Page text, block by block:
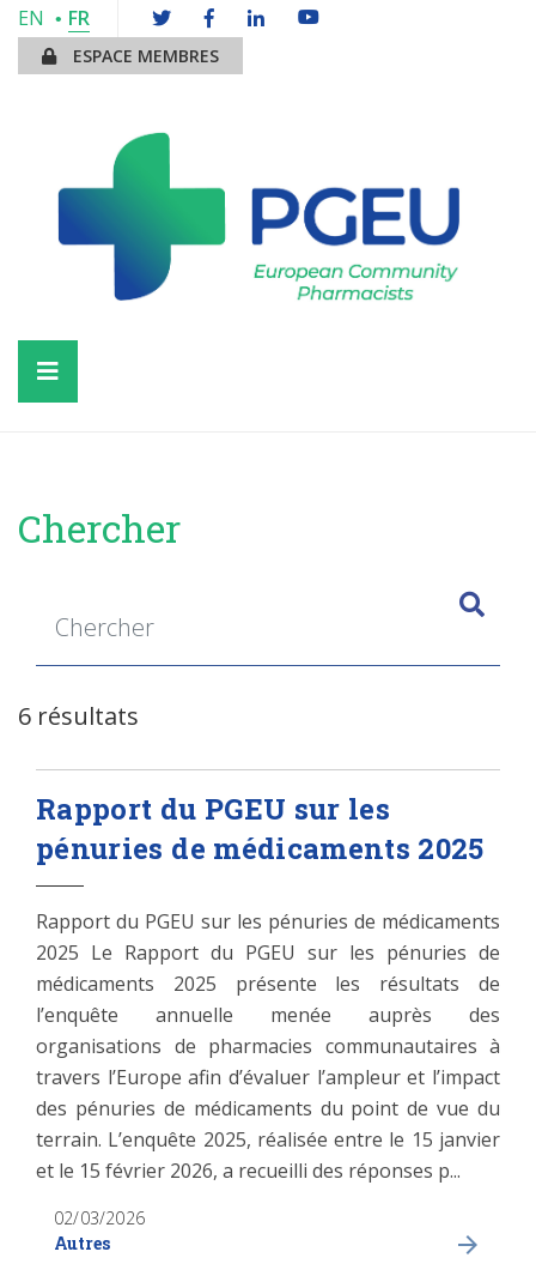
EN FR
ESPACE MEMBRES
Chercher
6 résultats
Rapport du PGEU sur les
pénuries de médicaments 2025
Rapport du PGEU sur les pénuries de médicaments
2025 Le Rapport du PGEU sur les pénuries de
médicaments 2025 présente les résultats de
l’enquête annuelle menée auprès des
organisations de pharmacies communautaires à
travers l’Europe afin d’évaluer l’ampleur et l’impact
des pénuries de médicaments du point de vue du
terrain. L’enquête 2025, réalisée entre le 15 janvier
et le 15 février 2026, a recueilli des réponses p...
02/03/2026
Autres